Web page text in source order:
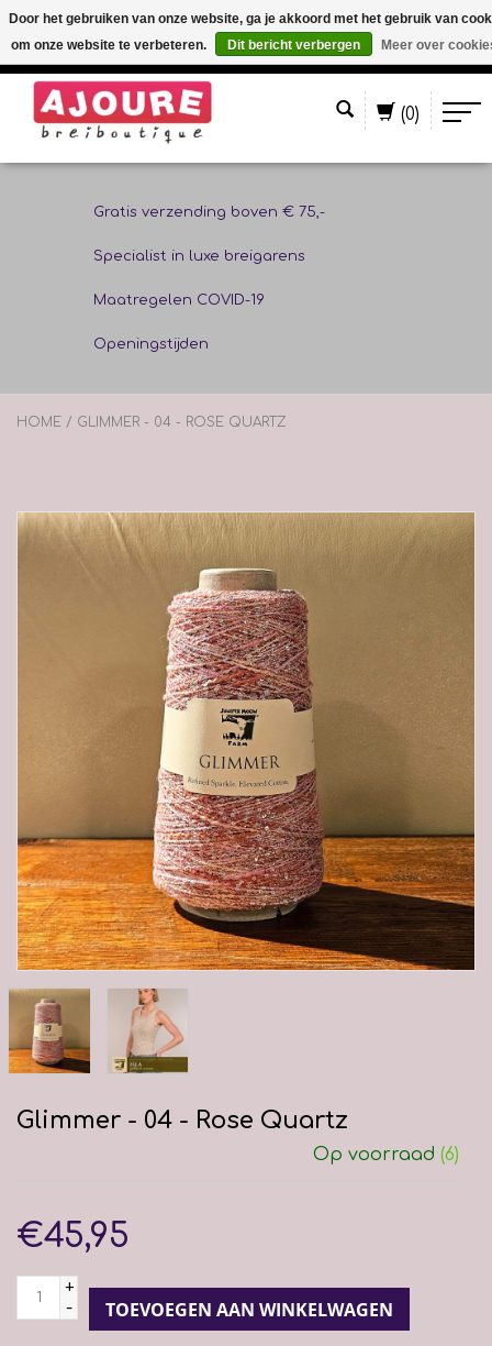
(0)
Gratis verzending boven € 75,-
Specialist in luxe breigarens
Maatregelen COVID-19
Openingstijden
HOME / GLIMMER - 04 - ROSE QUARTZ
Glimmer - 04 - Rose Quartz
Op voorraad (6)
€45,95
+
-
TOEVOEGEN AAN WINKELWAGEN
Door het gebruiken van onze website, ga je akkoord met het gebruik van
om onze website te verbeteren.
Dit bericht verbergen Meer over